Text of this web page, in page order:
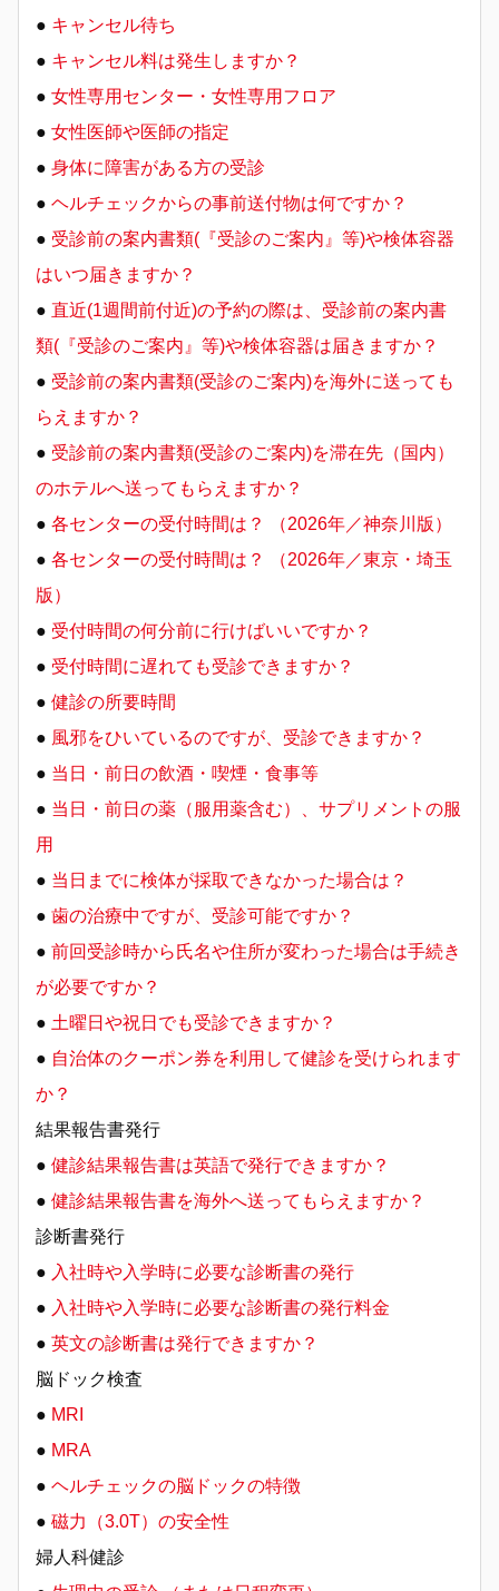
● キャンセル待ち
● キャンセル料は発生しますか？
● 女性専用センター・女性専用フロア
● 女性医師や医師の指定
● 身体に障害がある方の受診
● ヘルチェックからの事前送付物は何ですか？
● 受診前の案内書類(『受診のご案内』等)や検体容器
はいつ届きますか？
● 直近(1週間前付近)の予約の際は、受診前の案内書
類(『受診のご案内』等)や検体容器は届きますか？
● 受診前の案内書類(受診のご案内)を海外に送っても
らえますか？
● 受診前の案内書類(受診のご案内)を滞在先（国内）
のホテルへ送ってもらえますか？
● 各センターの受付時間は？ （2026年／神奈川版）
● 各センターの受付時間は？ （2026年／東京・埼玉
版）
● 受付時間の何分前に行けばいいですか？
● 受付時間に遅れても受診できますか？
● 健診の所要時間
● 風邪をひいているのですが、受診できますか？
● 当日・前日の飲酒・喫煙・食事等
● 当日・前日の薬（服用薬含む）、サプリメントの服
用
● 当日までに検体が採取できなかった場合は？
● 歯の治療中ですが、受診可能ですか？
● 前回受診時から氏名や住所が変わった場合は手続き
が必要ですか？
● 土曜日や祝日でも受診できますか？
● 自治体のクーポン券を利用して健診を受けられます
か？
結果報告書発行
● 健診結果報告書は英語で発行できますか？
● 健診結果報告書を海外へ送ってもらえますか？
診断書発行
● 入社時や入学時に必要な診断書の発行
● 入社時や入学時に必要な診断書の発行料金
● 英文の診断書は発行できますか？
脳ドック検査
● MRI
● MRA
● ヘルチェックの脳ドックの特徴
● 磁力（3.0T）の安全性
婦人科健診